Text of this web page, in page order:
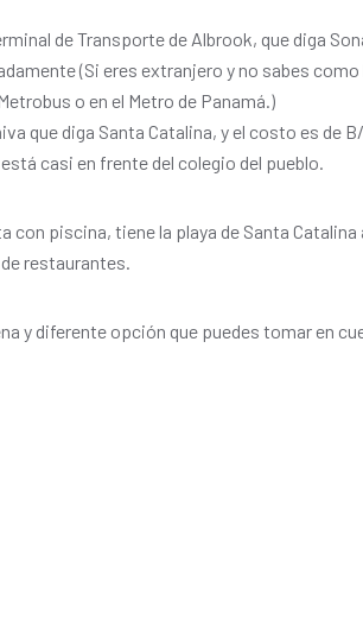
de Transporte de Albrook, que diga
(Si eres extranjero y no sabes como
o en el Metro de Panamá.)
que diga Santa Catalina, y el costo es de
casi en frente del colegio del pueblo.
con piscina, tiene la playa de Santa
restaurantes.
y diferente opción que puedes tomar en